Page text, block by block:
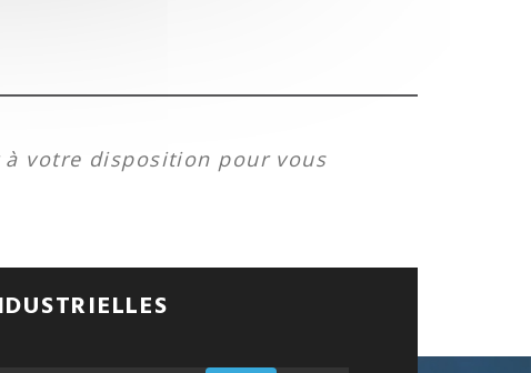
votre disposition pour vous